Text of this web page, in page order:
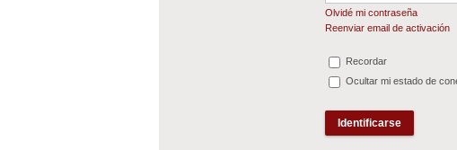
Olvidé mi contraseña
Reenviar email de activación
Recordar
Ocultar mi estado de